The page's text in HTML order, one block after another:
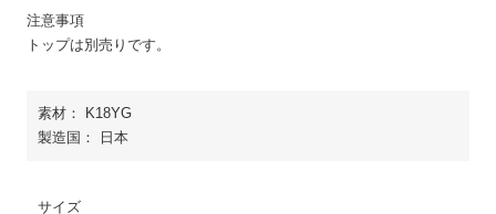
注意事項
トップは別売りです。
素材： K18YG
製造国： 日本
サイズ